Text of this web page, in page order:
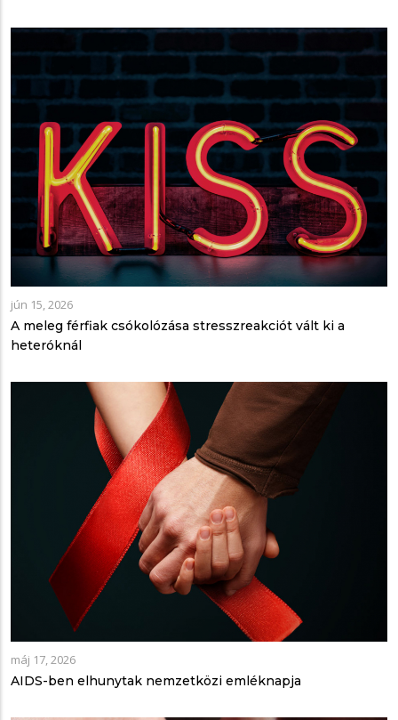
jún 15, 2026
A meleg férfiak csókolózása stresszreakciót vált ki a
heteróknál
máj 17, 2026
AIDS-ben elhunytak nemzetközi emléknapja